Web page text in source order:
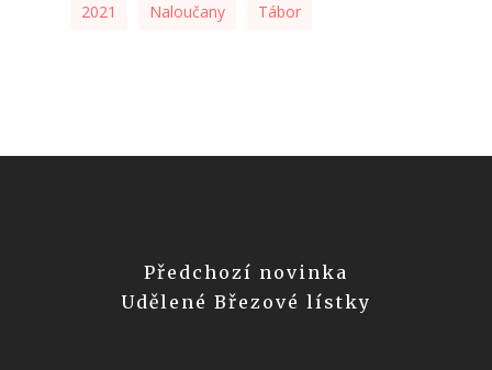
2021 Naloučany Tábor
Předchozí novinka
Udělené Březové lístky